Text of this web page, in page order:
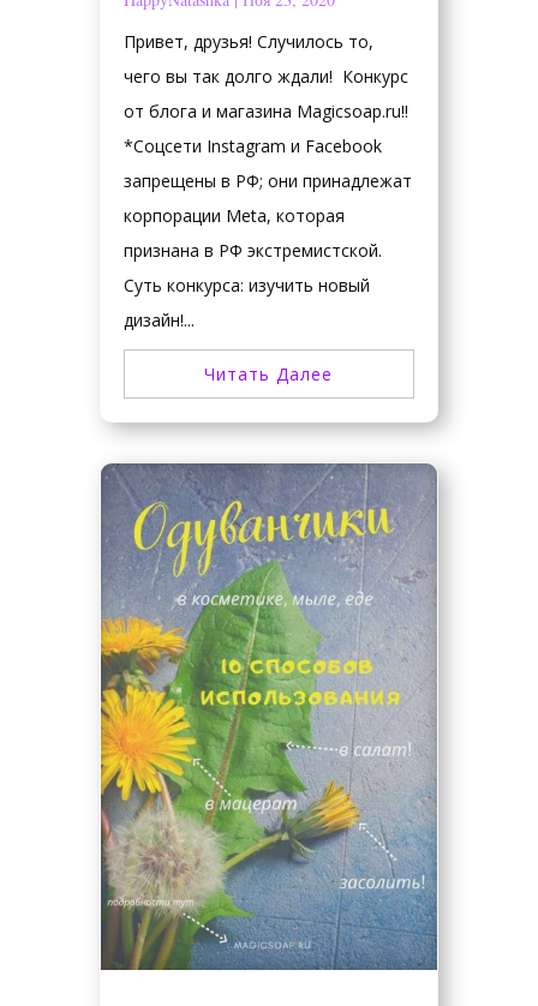
Привет, друзья! Случилось то,
чего вы так долго ждали! Конкурс
от блога и магазина Magicsoap.ru!!
*Соцсети Instagram и Facebook
запрещены в РФ; они принадлежат
корпорации Meta, которая
признана в РФ экстремистской.
Суть конкурса: изучить новый
дизайн!...
Читать Далее